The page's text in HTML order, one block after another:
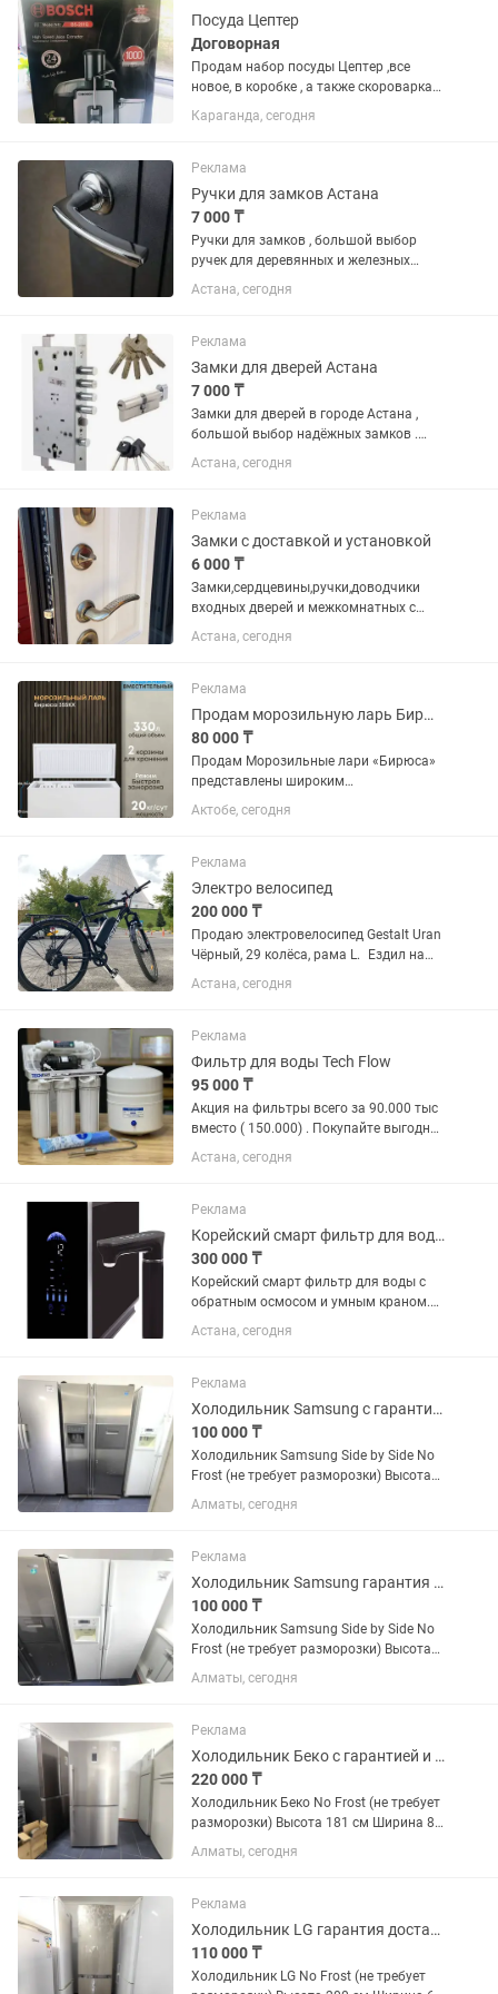
Посуда Цептер
Договорная
Продам набор посуды Цептер ,все
новое, в коробке , а также скороварка
новая запечатанная и соковыжималка
новая запечатанная В связи с
таймером.Гарантия неделя
Караганда, сегодня
Реклама
Ручки для замков Астана
7 000 ₸
Ручки для замков , большой выбор
ручек для деревянных и железных
дверей . Ручки производство России ,
Италии , Испании, Китая Подбор и
двери Консультация бесплатно...
Астана, сегодня
Реклама
Замки для дверей Астана
7 000 ₸
Замки для дверей в городе Астана ,
большой выбор надёжных замков .
Замки производства Турции, Германии
, Италии, России , Испании, Израиля,
Астана, сегодня
Реклама
Замки с доставкой и установкой
6 000 ₸
Замки,сердцевины,ручки,доводчики
входных дверей и межкомнатных с
доставкой и
установкой.Гарантия.Приемлемые
производителями замков.Работаем
круглосуточно 24/7 без...
Астана, сегодня
Реклама
Продам морозильную ларь Бирюса
80 000 ₸
Продам Морозильные лари «Бирюса»
представлены широким
ассортиментом горизонтальных ларей
(объемом от 80 до 350 л),
доступной ценой, ручной или No Frost
разморозкой, с...
Актобе, сегодня
Реклама
Электро велосипед
200 000 ₸
Продаю электровелосипед Gestalt Uran
Чёрный, 29 колёса, рама L. Ездил на
нём 500 км — всё работает отлично,
никаких проблем. Ассистент помогает
батареи хватает...
Астана, сегодня
Реклама
Фильтр для воды Tech Flow
95 000 ₸
Акция на фильтры всего за 90.000 тыс
вместо ( 150.000) . Покупайте выгодно.
Фильтры для воды с обратным
осмосом турецкого производства. 6
12 литров металлический....
Астана, сегодня
Реклама
Корейский смарт фильтр для воды с умным экраном
300 000 ₸
Корейский смарт фильтр для воды с
обратным осмосом и умным краном.
Дает 5 видов воды с разной
температурой. 6 ступеней очистки.
управления. Сенсорный...
Астана, сегодня
Реклама
Холодильник Samsung с гарантией и доставкой
100 000 ₸
Холодильник Samsung Side by Side No
Frost (не требует разморозки) Высота
176 см Ширина 91 см Глубина 70 см ✅
Продажа б/у холодильников с
магазина и мастера с более...
Алматы, сегодня
Реклама
Холодильник Samsung гарантия доставка
100 000 ₸
Холодильник Samsung Side by Side No
Frost (не требует разморозки) Высота
176 см Ширина 91 см Глубина 75 см ✅
Продажа б/у холодильников с
магазина и мастера с более...
Алматы, сегодня
Реклама
Холодильник Беко с гарантией и доставкой
220 000 ₸
Холодильник Беко No Frost (не требует
разморозки) Высота 181 см Ширина 84
см Глубина 78 см ✅ Продажа б/у
холодильников с официальной
мастера с более чем 10 летним...
Алматы, сегодня
Реклама
Холодильник LG гарантия доставка
110 000 ₸
Холодильник LG No Frost (не требует